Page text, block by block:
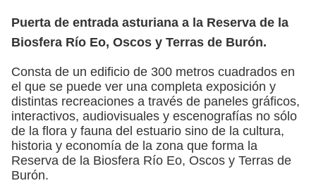
Puerta de entrada asturiana a la Reserva de la
Biosfera Río Eo, Oscos y Terras de Burón.
Consta de un edificio de 300 metros cuadrados en
el que se puede ver una completa exposición y
distintas recreaciones a través de paneles gráficos,
interactivos, audiovisuales y escenografías no sólo
de la flora y fauna del estuario sino de la cultura,
historia y economía de la zona que forma la
Reserva de la Biosfera Río Eo, Oscos y Terras de
Burón.